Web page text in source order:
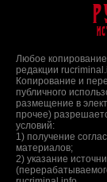
Любое
редакции
Копирование и
публичного
размещение в
прочее)
условий:
1) получение
материалов;
2) указание